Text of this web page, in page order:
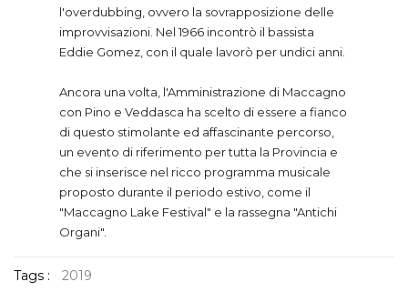
l'overdubbing, ovvero la sovrapposizione delle
improvvisazioni. Nel 1966 incontrò il bassista
Eddie Gomez, con il quale lavorò per undici anni.
Ancora una volta, l'Amministrazione di Maccagno
con Pino e Veddasca ha scelto di essere a fianco
di questo stimolante ed affascinante percorso,
un evento di riferimento per tutta la Provincia e
che si inserisce nel ricco programma musicale
proposto durante il periodo estivo, come il
"Maccagno Lake Festival" e la rassegna "Antichi
Organi".
Tags : 2019